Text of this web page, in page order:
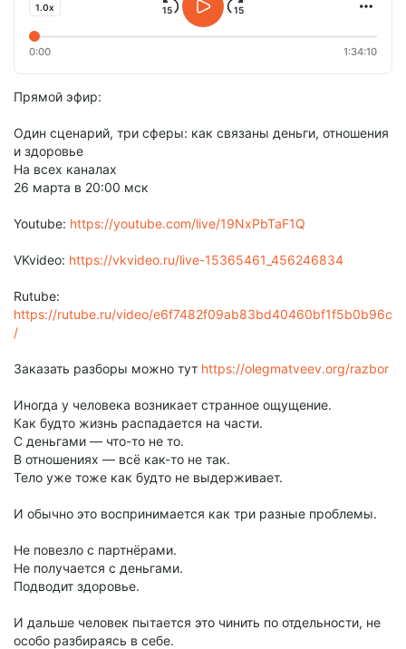
1.0x
0:00 1:34:10
Прямой эфир:
Один сценарий, три сферы: как связаны деньги, отношения
и здоровье
На всех каналах
26 марта в 20:00 мск
Youtube: https://youtube.com/live/19NxPbTaF1Q
VKvideo: https://vkvideo.ru/live-15365461_456246834
Rutube:
https://rutube.ru/video/e6f7482f09ab83bd40460bf1f5b0b96c
/
Заказать разборы можно тут https://olegmatveev.org/razbor
Иногда у человека возникает странное ощущение.
Как будто жизнь распадается на части.
С деньгами — что-то не то.
В отношениях — всё как-то не так.
Тело уже тоже как будто не выдерживает.
И обычно это воспринимается как три разные проблемы.
Не повезло с партнёрами.
Не получается с деньгами.
Подводит здоровье.
И дальше человек пытается это чинить по отдельности, не
особо разбираясь в себе.